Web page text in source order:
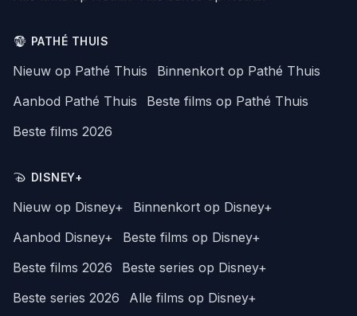
PATHÉ THUIS
Nieuw op Pathé Thuis
Binnenkort op Pathé Thuis
Aanbod Pathé Thuis
Beste films op Pathé Thuis
Beste films 2026
DISNEY+
Nieuw op Disney+
Binnenkort op Disney+
Aanbod Disney+
Beste films op Disney+
Beste films 2026
Beste series op Disney+
Beste series 2026
Alle films op Disney+